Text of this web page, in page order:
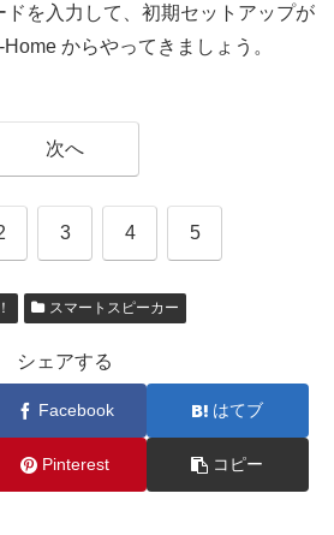
ドを入力して、初期セットアップが
からやってきましょう。
次へ
3 4 5
スマートスピーカー
シェアする
Facebook はてブ
Pinterest コピー